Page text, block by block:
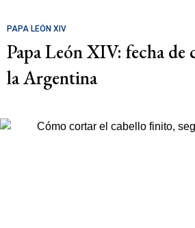
PAPA LEÓN XIV
Papa León XIV: fecha de
la Argentina